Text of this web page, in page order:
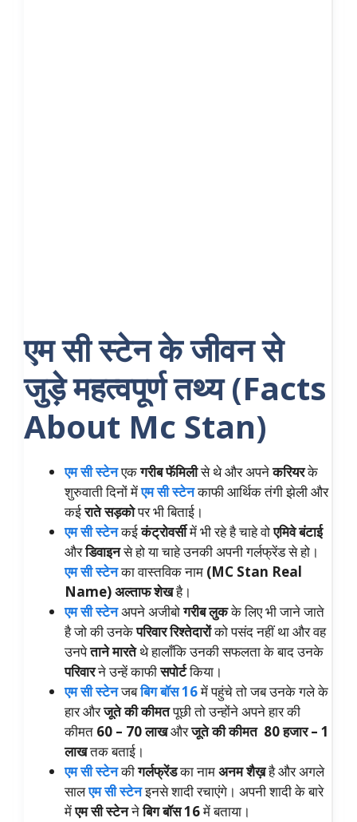
एम सी स्टेन के जीवन से
जुड़े महत्वपूर्ण तथ्य (Facts
About Mc Stan)
एम सी स्टेनएकगरीब फॅमिलीसे थे और अपनेकरियरके
शुरुवाती दिनों मेंएम सी स्टेनकाफी आर्थिक तंगी झेली और
कईराते सड़कोपर भी बिताई।
एम सी स्टेनकईकंट्रोवर्सीमें भी रहे है चाहे वोएमिवे बंटाई
औरडिवाइनसे हो या चाहे उनकी अपनी गर्लफ्रेंड से हो।
एम सी स्टेनका वास्तविक नाम (MC Stan Real
Name) अल्ताफ शेखहै।
एम सी स्टेनअपने अजीबोगरीब लुकके लिए भी जाने जाते
है जो की उनकेपरिवार रिश्तेदारोंको पसंद नहीं था और वह
उनपेताने मारतेथे हालाँकि उनकी सफलता के बाद उनके
परिवारने उन्हें काफीसपोर्टकिया।
एम सी स्टेनजबबिग बॉस 16में पहुंचे तो जब उनके गले के
हार औरजूते की कीमतपूछी तो उन्होंने अपने हार की
कीमत 60 – 70 लाखऔरजूते की कीमत 80 हजार – 1
लाखतक बताई।
एम सी स्टेनकीगर्लफ्रेंडका नामअनम शैख़है और अगले
सालएम सी स्टेनइनसे शादी रचाएंगे। अपनी शादी के बारे
मेंएम सी स्टेननेबिग बॉस 16में बताया।